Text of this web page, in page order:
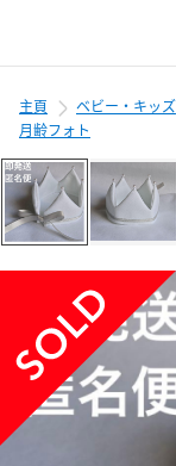
主頁 ベビー・キッズ
月齢フォト